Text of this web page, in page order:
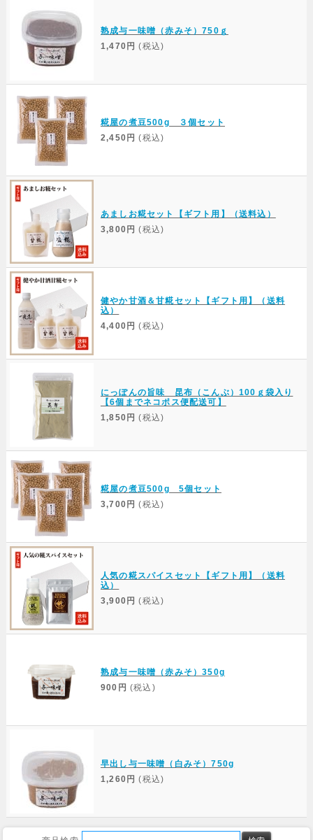
熟成与一味噌（赤みそ）750ｇ
1,470円 (税込)
糀屋の煮豆500g ３個セット
2,450円 (税込)
あましお糀セット【ギフト用】（送料込）
3,800円 (税込)
健やか甘酒＆甘糀セット【ギフト用】（送料
込）
4,400円 (税込)
にっぽんの旨味 昆布（こんぶ）100ｇ袋入り
【6個までネコポス便配送可】
1,850円 (税込)
糀屋の煮豆500g 5個セット
3,700円 (税込)
人気の糀スパイスセット【ギフト用】（送料
込）
3,900円 (税込)
熟成与一味噌（赤みそ）350g
900円 (税込)
早出し与一味噌（白みそ）750g
1,260円 (税込)